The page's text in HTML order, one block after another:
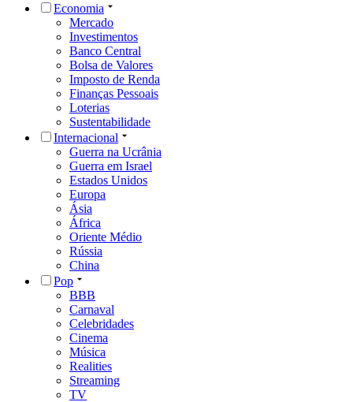
Economia
Mercado
Investimentos
Banco Central
Bolsa de Valores
Imposto de Renda
Finanças Pessoais
Loterias
Sustentabilidade
Internacional
Guerra na Ucrânia
Guerra em Israel
Estados Unidos
Europa
Ásia
África
Oriente Médio
Rússia
China
Pop
BBB
Carnaval
Celebridades
Cinema
Música
Realities
Streaming
TV